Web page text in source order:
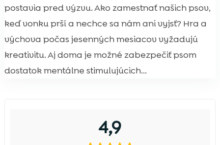
postavia pred výzvu. Ako zamestnať našich psov,
keď vonku prší a nechce sa nám ani vyjsť? Hra a
výchova počas jesenných mesiacov vyžadujú
kreativitu. Aj doma je možné zabezpečiť psom
dostatok mentálne stimulujúcich...
4,9